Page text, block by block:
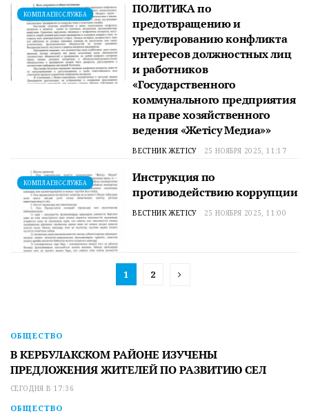
КОМПЛАЕНС-СЛУЖБА
ПОЛИТИКА по
предотвращению и
урегулированию конфликта
интересов должностных лиц
и работников
«Государственного
коммунального предприятия
на праве хозяйственного
ведения «Жетісу Медиа»»
ВЕСТНИК ЖЕТІСУ 25 НОЯБРЯ 2025, 11:17
КОМПЛАЕНС-СЛУЖБА
Инструкция по
противодействию коррупции
ВЕСТНИК ЖЕТІСУ 25 НОЯБРЯ 2025, 11:00
1 2
ОБЩЕСТВО
В КЕРБУЛАКСКОМ РАЙОНЕ ИЗУЧЕНЫ
ПРЕДЛОЖЕНИЯ ЖИТЕЛЕЙ ПО РАЗВИТИЮ СЕЛ
СЕГОДНЯ В 17:36
ОБЩЕСТВО